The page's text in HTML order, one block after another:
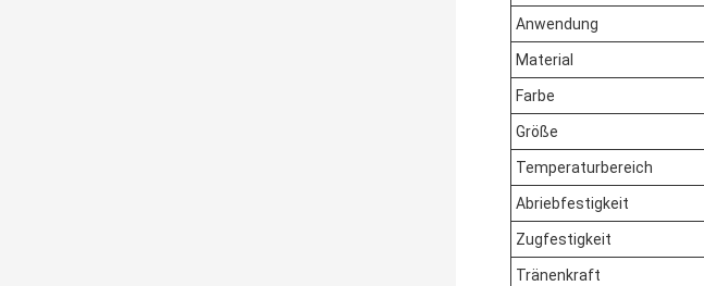
Anwendung
Material
Farbe
Größe
Temperaturbereich
Abriebfestigkeit
Zugfestigkeit
Tränenkraft